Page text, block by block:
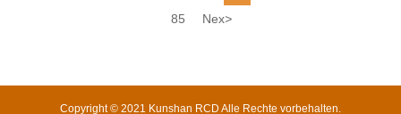
85 Nex>
Copyright © 2021 Kunshan RCD Alle Rechte vorbehalten.